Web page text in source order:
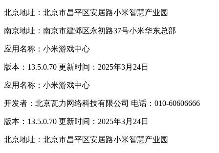
北京地址：北京市昌平区安居路小米智慧产业园
南京地址：南京市建邺区永初路37号小米华东总部
应用名称：小米游戏中心
版本：13.5.0.70 更新时间：2025年3月24日
应用名称：小米游戏中心
开发者：北京瓦力网络科技有限公司 电话：010-60606666
版本：13.5.0.70 更新时间：2025年3月24日
北京地址：北京市昌平区安居路小米智慧产业园